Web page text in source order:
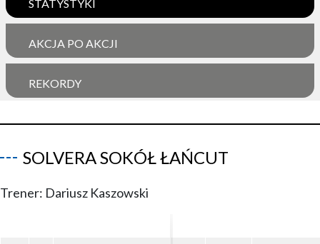
STATYSTYKI
AKCJA PO AKCJI
REKORDY
SOLVERA SOKÓŁ ŁAŃCUT
Trener: Dariusz Kaszowski